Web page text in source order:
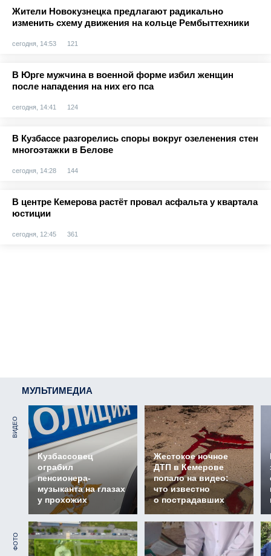
Жители Новокузнецка предлагают радикально
изменить схему движения на кольце Рембыттехники
сегодня, 14:53 121
В Юрге мужчина в военной форме избил женщин
после нападения на них его пса
сегодня, 14:41 124
В Кузбассе разгорелись споры вокруг озеленения стен
многоэтажки в Белове
сегодня, 14:28 144
В центре Кемерова растёт провал асфальта у квартала
юстиции
сегодня, 12:45 361
МУЛЬТИМЕДИА
ВИДЕО
Кузбассовец
ограбил
пенсионера-
музыканта на глазах
у прохожих
Жестокое ночное
ДТП в Кемерове
попало на видео:
что известно
о пострадавших
ФОТО